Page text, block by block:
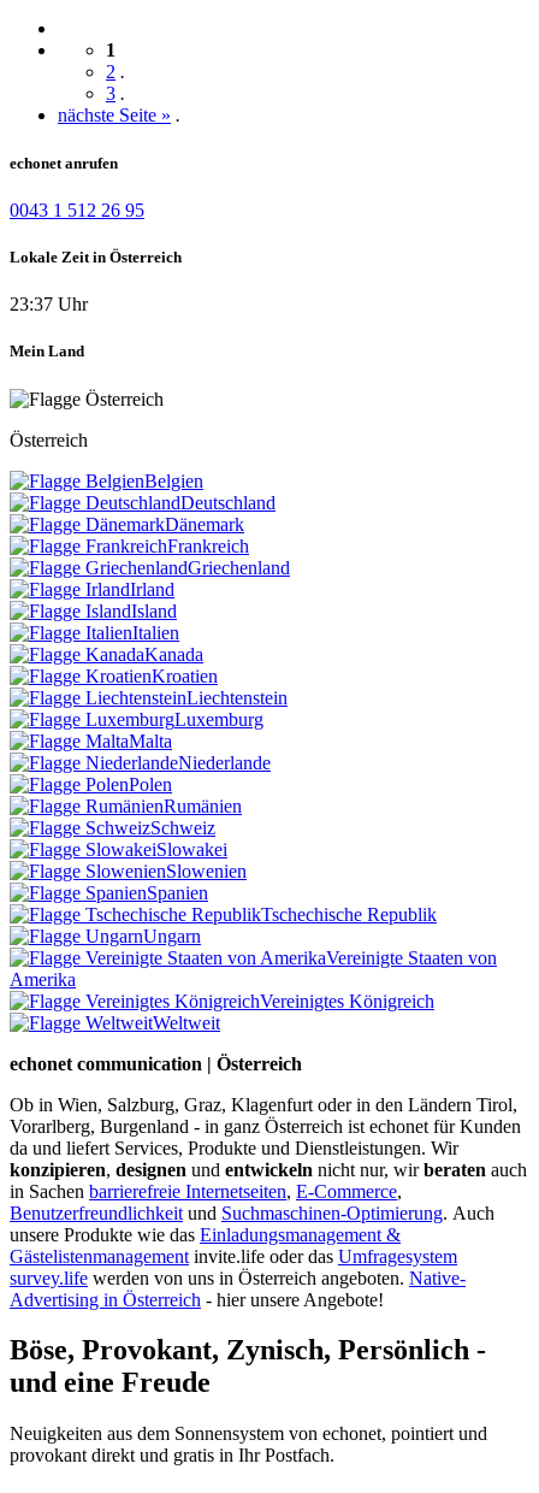
1
2 .
3 .
nächste Seite » .
echonet anrufen
0043 1 512 26 95
Lokale Zeit in Österreich
23:37 Uhr
Mein Land
Österreich
Belgien
Deutschland
Dänemark
Frankreich
Griechenland
Irland
Island
Italien
Kanada
Kroatien
Liechtenstein
Luxemburg
Malta
Niederlande
Polen
Rumänien
Schweiz
Slowakei
Slowenien
Spanien
Tschechische Republik
Ungarn
Vereinigte Staaten von
Amerika
Vereinigtes Königreich
Weltweit
echonet communication | Österreich
Ob in Wien, Salzburg, Graz, Klagenfurt oder in den Ländern Tirol,
Vorarlberg, Burgenland - in ganz Österreich ist echonet für Kunden
da und liefert Services, Produkte und Dienstleistungen. Wir
konzipieren, designen und entwickeln nicht nur, wirberaten auch
in Sachen barrierefreie Internetseiten, E-Commerce,
Benutzerfreundlichkeit und Suchmaschinen-Optimierung. Auch
unsere Produkte wie das Einladungsmanagement &
Gästelistenmanagement invite.life oder das Umfragesystem
survey.life werden von uns in Österreich angeboten. Native-
Advertising in Österreich - hier unsere Angebote!
Böse, Provokant, Zynisch, Persönlich -
und eine Freude
Neuigkeiten aus dem Sonnensystem von echonet, pointiert und
provokant direkt und gratis in Ihr Postfach.